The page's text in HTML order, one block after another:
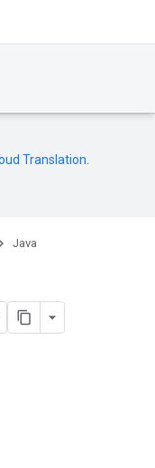
Translation
Java